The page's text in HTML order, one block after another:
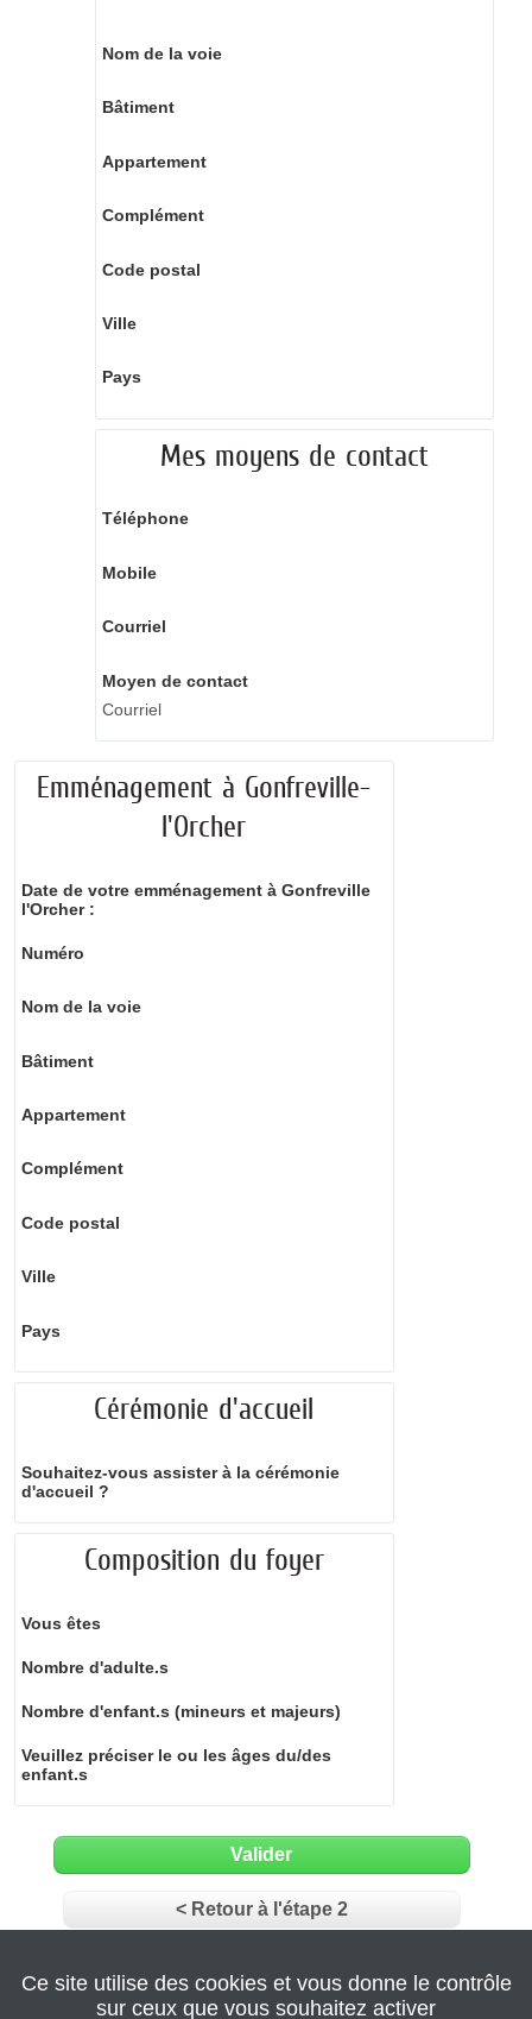
Nom de la voie
Bâtiment
Appartement
Complément
Code postal
Ville
Pays
Mes moyens de contact
Téléphone
Mobile
Courriel
Moyen de contact
Courriel
Emménagement à Gonfreville-
l'Orcher
Date de votre emménagement à Gonfreville
l'Orcher :
Numéro
Nom de la voie
Bâtiment
Appartement
Complément
Code postal
Ville
Pays
Cérémonie d'accueil
Souhaitez-vous assister à la cérémonie
d'accueil ?
Composition du foyer
Vous êtes
Nombre d'adulte.s
Nombre d'enfant.s (mineurs et majeurs)
Veuillez préciser le ou les âges du/des
enfant.s
Valider
< Retour à l'étape 2
Ce site utilise des cookies et vous donne le contrôle
sur ceux que vous souhaitez activer